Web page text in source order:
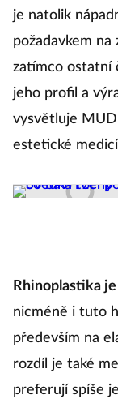
je natolik
požadavkem
zatímco ostatní
jeho profil a
vysvětluje
estetické
Rhinoplastika
nicméně i tuto
především na
rozdíl je také
preferují spíše